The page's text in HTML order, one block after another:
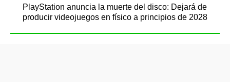
PlayStation anuncia la muerte del disco: Dejará de
producir videojuegos en físico a principios de 2028